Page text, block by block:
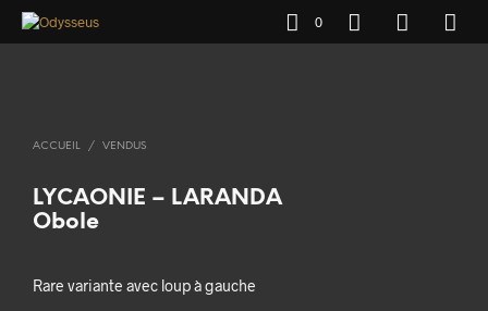
0
ACCUEIL / VENDUS
LYCAONIE – LARANDA
Obole
Rare variante avec loup à gauche